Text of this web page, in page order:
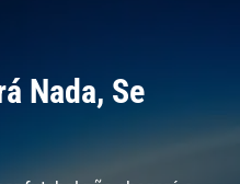
Nada, Se